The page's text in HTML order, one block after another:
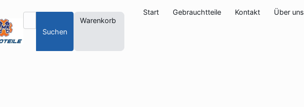
Suchen
Warenkorb
Start Gebrauchtteile Kontakt Über uns